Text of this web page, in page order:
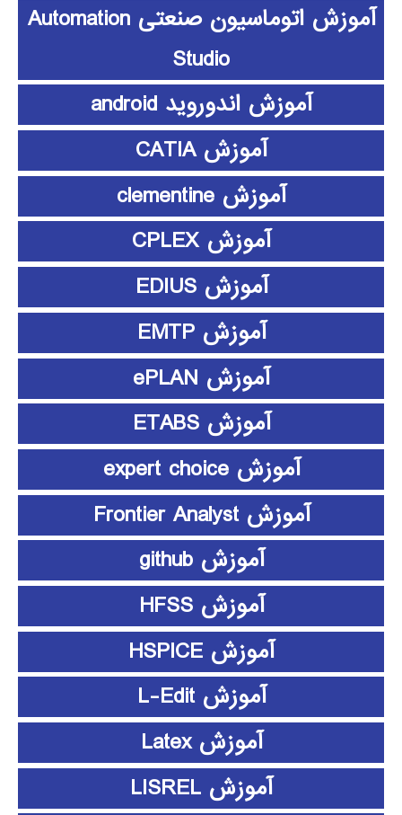
آموزش اتوماسیون صنعتی Automation
Studio
آموزش اندوروید android
آموزش CATIA
آموزش clementine
آموزش CPLEX
آموزش EDIUS
آموزش EMTP
آموزش ePLAN
آموزش ETABS
آموزش expert choice
آموزش Frontier Analyst
آموزش github
آموزش HFSS
آموزش HSPICE
آموزش L-Edit
آموزش Latex
آموزش LISREL